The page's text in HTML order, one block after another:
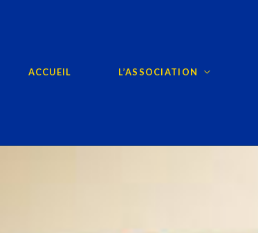
ACCUEIL L’ASSOCIATION